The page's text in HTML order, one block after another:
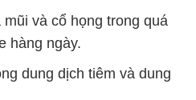
và cổ họng trong quá
hàng ngày.
dung dịch tiêm và dung